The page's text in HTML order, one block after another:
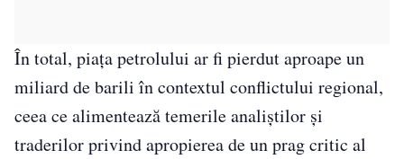
În total, piața petrolului ar fi pierdut aproape un
miliard de barili în contextul conflictului regional,
ceea ce alimentează temerile analiștilor și
traderilor privind apropierea de un prag critic al